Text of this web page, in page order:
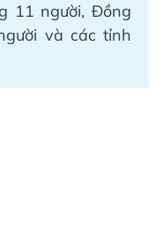
11 người, Đồng
và các tỉnh